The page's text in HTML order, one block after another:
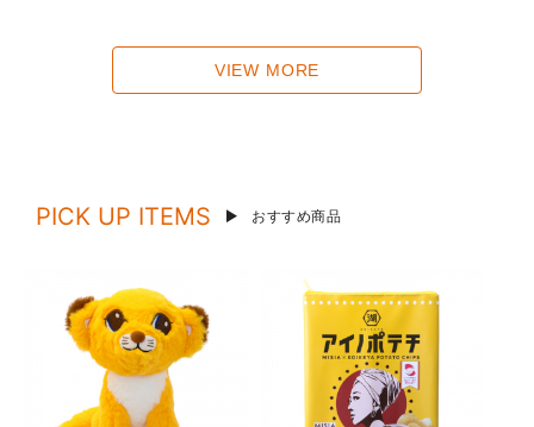
VIEW MORE
PICK UP ITEMS おすすめ商品